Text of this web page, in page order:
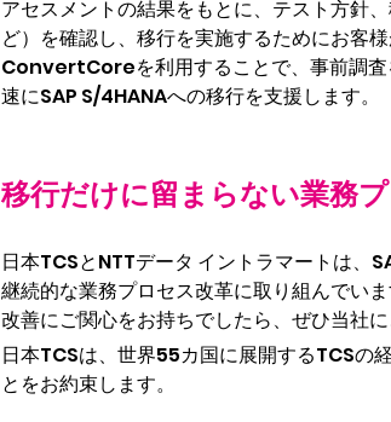
アセスメントの結果をもとに、テスト方針
ど）を確認し、移行を実施するためにお客
ConvertCoreを利用することで、事前調査
速にSAP S/4HANAへの移行を支援します。
移行だけに留まらない業務
日本TCSとNTTデータ イントラマートは、
継続的な業務プロセス改革に取り組んでい
改善にご関心をお持ちでしたら、ぜひ当社に
日本TCSは、世界55カ国に展開するTCSの
とをお約束します。